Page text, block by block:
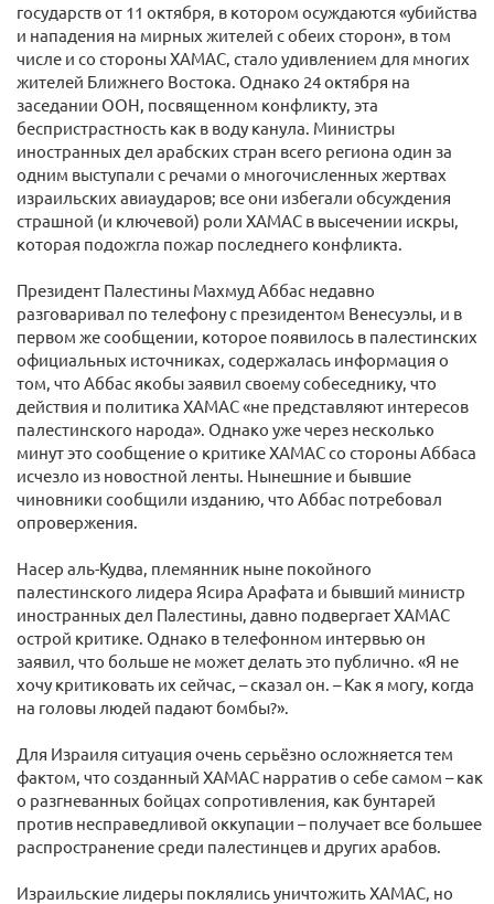
государств от 11 октября, в котором осуждаются «убийства
и нападения на мирных жителей с обеих сторон», в том
числе и со стороны ХАМАС, стало удивлением для многих
жителей Ближнего Востока. Однако 24 октября на
заседании ООН, посвященном конфликту, эта
беспристрастность как в воду канула. Министры
иностранных дел арабских стран всего региона один за
одним выступали с речами о многочисленных жертвах
израильских авиаударов; все они избегали обсуждения
страшной (и ключевой) роли ХАМАС в высечении искры,
которая подожгла пожар последнего конфликта.
Президент Палестины Махмуд Аббас недавно
разговаривал по телефону с президентом Венесуэлы, и в
первом же сообщении, которое появилось в палестинских
официальных источниках, содержалась информация о
том, что Аббас якобы заявил своему собеседнику, что
действия и политика ХАМАС «не представляют интересов
палестинского народа». Однако уже через несколько
минут это сообщение о критике ХАМАС со стороны Аббаса
исчезло из новостной ленты. Нынешние и бывшие
чиновники сообщили изданию, что Аббас потребовал
опровержения.
Насер аль-Кудва, племянник ныне покойного
палестинского лидера Ясира Арафата и бывший министр
иностранных дел Палестины, давно подвергает ХАМАС
острой критике. Однако в телефонном интервью он
заявил, что больше не может делать это публично. «Я не
хочу критиковать их сейчас, – сказал он. – Как я могу, когда
на головы людей падают бомбы?».
Для Израиля ситуация очень серьёзно осложняется тем
фактом, что созданный ХАМАС нарратив о себе самом – как
о разгневанных бойцах сопротивления, как бунтарей
против несправедливой оккупации – получает все большее
распространение среди палестинцев и других арабов.
Израильские лидеры поклялись уничтожить ХАМАС, но